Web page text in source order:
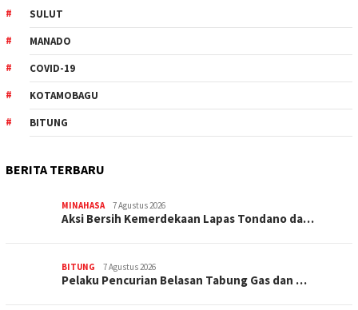
SULUT
MANADO
COVID-19
KOTAMOBAGU
BITUNG
BERITA TERBARU
MINAHASA 7 Agustus 2026
Aksi Bersih Kemerdekaan Lapas Tondano da…
BITUNG 7 Agustus 2026
Pelaku Pencurian Belasan Tabung Gas dan …